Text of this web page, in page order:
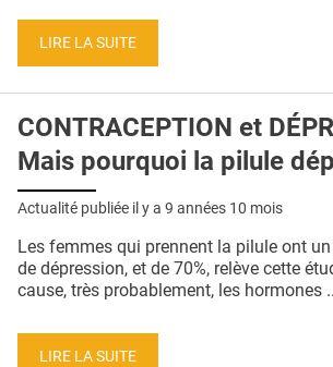
CONDITIONS GÉNÉRALES
CRÉDITS
LIRE LA SUITE
CONTRACEPTION et
Mais pourquoi la pilule
Actualité publiée il y a 9 années 10 mois
Les femmes qui prennent la pilule ont
de dépression, et de 70%, relève cette
cause, très probablement, les hormones
LIRE LA SUITE